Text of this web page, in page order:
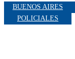
BUENOS AIRES
POLICIALES